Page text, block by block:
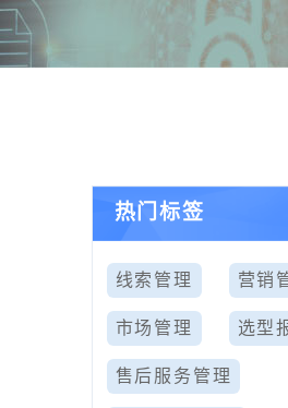
热门标签
线索管理 营销
市场管理 选型
售后服务管理